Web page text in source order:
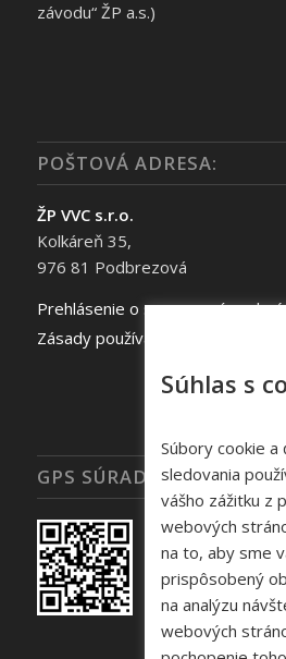
závodu“ ŽP a.s.)
POŠTOVÁ ADRESA:
ŽP VVC s.r.o.
Kolkáreň 35,
976 81 Podbrezová
Prehlásenie o spracovaní
Zásady používania súborov cookie
GPS SÚRADNICE
Súhlas s
Súbory cookie a
sledovania
vášho zážitku z
webových
na to, aby sme
prispôsobený
na analýzu
webových